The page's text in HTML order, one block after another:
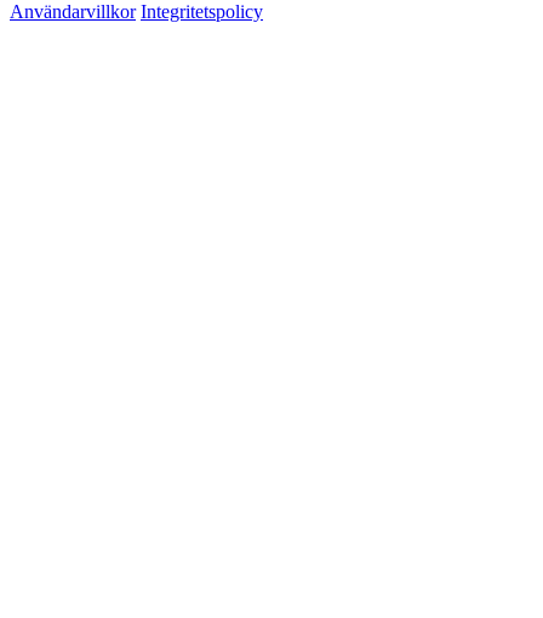
Användarvillkor Integritetspolicy